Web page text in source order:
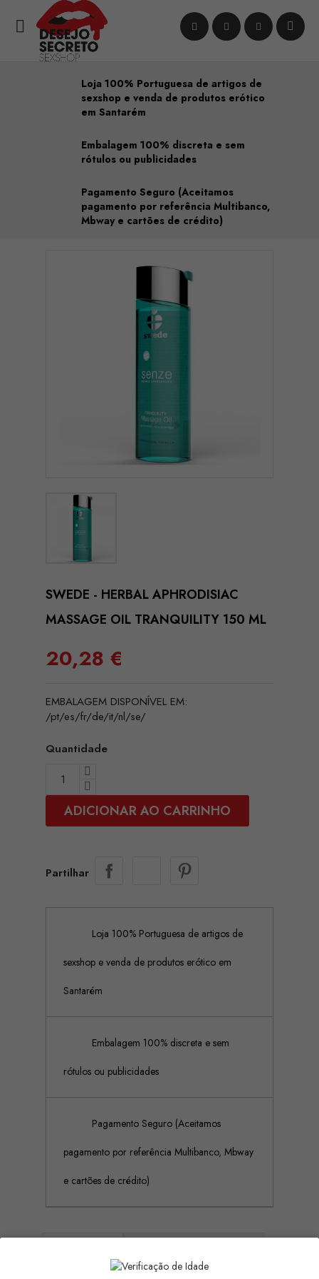

Loja 100% Portuguesa de artigos de
sexshop e venda de produtos erótico
em Santarém
Embalagem 100% discreta e sem
rótulos ou publicidades
Pagamento Seguro (Aceitamos
pagamento por referência Multibanco,
Mbway e cartões de crédito)
SWEDE - HERBAL APHRODISIAC
MASSAGE OIL TRANQUILITY 150 ML
20,28 €
EMBALAGEM DISPONÍVEL EM:
/pt/es/fr/de/it/nl/se/
Quantidade
ADICIONAR AO CARRINHO
Partilhar
Loja 100% Portuguesa de artigos de
sexshop e venda de produtos erótico em
Santarém
Embalagem 100% discreta e sem
rótulos ou publicidades
Pagamento Seguro (Aceitamos
pagamento por referência Multibanco, Mbway
e cartões de crédito)